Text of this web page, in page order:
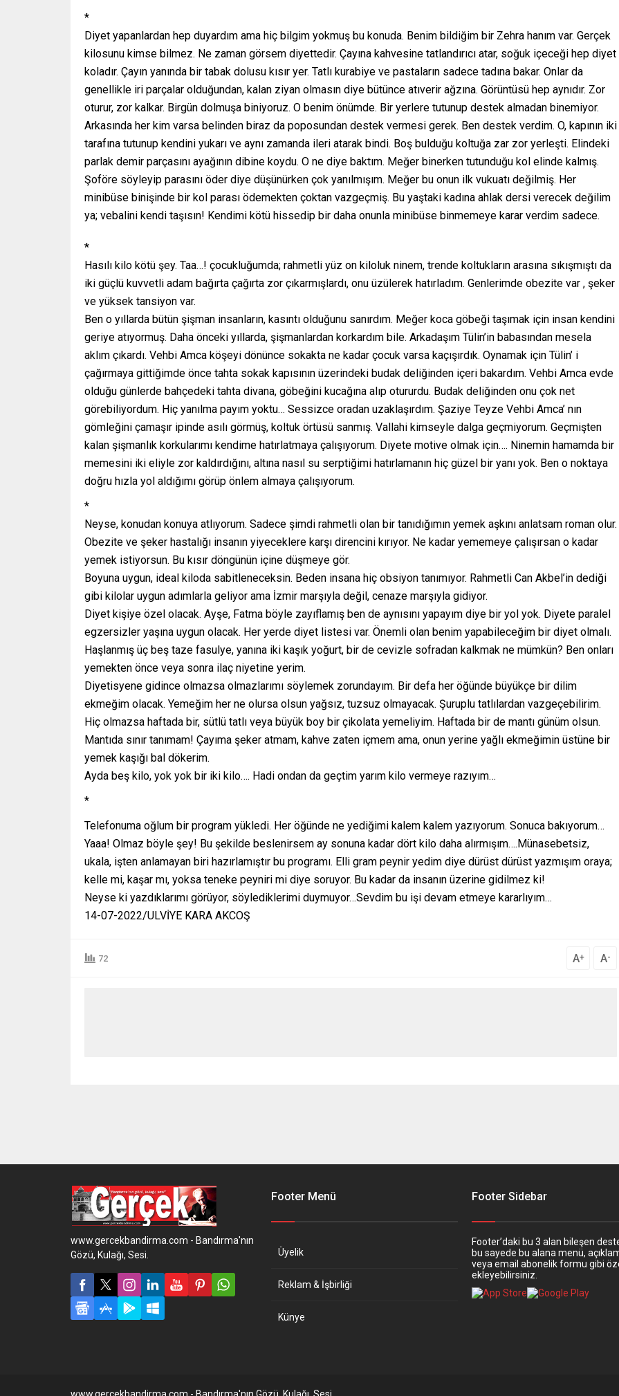
*
Diyet yapanlardan hep duyardım ama hiç bilgim yokmuş bu konuda. Benim bildiğim bir Zehra hanım var. Gerçek
kilosunu kimse bilmez. Ne zaman görsem diyettedir. Çayına kahvesine tatlandırıcı atar, soğuk içeceği hep diyet
koladır. Çayın yanında bir tabak dolusu kısır yer. Tatlı kurabiye ve pastaların sadece tadına bakar. Onlar da
genellikle iri parçalar olduğundan, kalan ziyan olmasın diye bütünce atıverir ağzına. Görüntüsü hep aynıdır. Zor
oturur, zor kalkar. Birgün dolmuşa biniyoruz. O benim önümde. Bir yerlere tutunup destek almadan binemiyor.
Arkasında her kim varsa belinden biraz da poposundan destek vermesi gerek. Ben destek verdim. O, kapının iki
tarafına tutunup kendini yukarı ve aynı zamanda ileri atarak bindi. Boş bulduğu koltuğa zar zor yerleşti. Elindeki
parlak demir parçasını ayağının dibine koydu. O ne diye baktım. Meğer binerken tutunduğu kol elinde kalmış.
Şoföre söyleyip parasını öder diye düşünürken çok yanılmışım. Meğer bu onun ilk vukuatı değilmiş. Her
minibüse binişinde bir kol parası ödemekten çoktan vazgeçmiş. Bu yaştaki kadına ahlak dersi verecek değilim
ya; vebalini kendi taşısın! Kendimi kötü hissedip bir daha onunla minibüse binmemeye karar verdim sadece.
*
Hasılı kilo kötü şey. Taa…! çocukluğumda; rahmetli yüz on kiloluk ninem, trende koltukların arasına sıkışmıştı da
iki güçlü kuvvetli adam bağırta çağırta zor çıkarmışlardı, onu üzülerek hatırladım. Genlerimde obezite var , şeker
ve yüksek tansiyon var.
Ben o yıllarda bütün şişman insanların, kasıntı olduğunu sanırdım. Meğer koca göbeği taşımak için insan kendini
geriye atıyormuş. Daha önceki yıllarda, şişmanlardan korkardım bile. Arkadaşım Tülin’in babasından mesela
aklım çıkardı. Vehbi Amca köşeyi dönünce sokakta ne kadar çocuk varsa kaçışırdık. Oynamak için Tülin’ i
çağırmaya gittiğimde önce tahta sokak kapısının üzerindeki budak deliğinden içeri bakardım. Vehbi Amca evde
olduğu günlerde bahçedeki tahta divana, göbeğini kucağına alıp otururdu. Budak deliğinden onu çok net
görebiliyordum. Hiç yanılma payım yoktu… Sessizce oradan uzaklaşırdım. Şaziye Teyze Vehbi Amca’ nın
gömleğini çamaşır ipinde asılı görmüş, koltuk örtüsü sanmış. Vallahi kimseyle dalga geçmiyorum. Geçmişten
kalan şişmanlık korkularımı kendime hatırlatmaya çalışıyorum. Diyete motive olmak için…. Ninemin hamamda bir
memesini iki eliyle zor kaldırdığını, altına nasıl su serptiğimi hatırlamanın hiç güzel bir yanı yok. Ben o noktaya
doğru hızla yol aldığımı görüp önlem almaya çalışıyorum.
*
Neyse, konudan konuya atlıyorum. Sadece şimdi rahmetli olan bir tanıdığımın yemek aşkını anlatsam roman olur.
Obezite ve şeker hastalığı insanın yiyeceklere karşı direncini kırıyor. Ne kadar yememeye çalışırsan o kadar
yemek istiyorsun. Bu kısır döngünün içine düşmeye gör.
Boyuna uygun, ideal kiloda sabitleneceksin. Beden insana hiç obsiyon tanımıyor. Rahmetli Can Akbel’in dediği
gibi kilolar uygun adımlarla geliyor ama İzmir marşıyla değil, cenaze marşıyla gidiyor.
Diyet kişiye özel olacak. Ayşe, Fatma böyle zayıflamış ben de aynısını yapayım diye bir yol yok. Diyete paralel
egzersizler yaşına uygun olacak. Her yerde diyet listesi var. Önemli olan benim yapabileceğim bir diyet olmalı.
Haşlanmış üç beş taze fasulye, yanına iki kaşık yoğurt, bir de cevizle sofradan kalkmak ne mümkün? Ben onları
yemekten önce veya sonra ilaç niyetine yerim.
Diyetisyene gidince olmazsa olmazlarımı söylemek zorundayım. Bir defa her öğünde büyükçe bir dilim
ekmeğim olacak. Yemeğim her ne olursa olsun yağsız, tuzsuz olmayacak. Şuruplu tatlılardan vazgeçebilirim.
Hiç olmazsa haftada bir, sütlü tatlı veya büyük boy bir çikolata yemeliyim. Haftada bir de mantı günüm olsun.
Mantıda sınır tanımam! Çayıma şeker atmam, kahve zaten içmem ama, onun yerine yağlı ekmeğimin üstüne bir
yemek kaşığı bal dökerim.
Ayda beş kilo, yok yok bir iki kilo…. Hadi ondan da geçtim yarım kilo vermeye razıyım…
*
Telefonuma oğlum bir program yükledi. Her öğünde ne yediğimi kalem kalem yazıyorum. Sonuca bakıyorum…
Yaaa! Olmaz böyle şey! Bu şekilde beslenirsem ay sonuna kadar dört kilo daha alırmışım….Münasebetsiz,
ukala, işten anlamayan biri hazırlamıştır bu programı. Elli gram peynir yedim diye dürüst dürüst yazmışım oraya;
kelle mi, kaşar mı, yoksa teneke peyniri mi diye soruyor. Bu kadar da insanın üzerine gidilmez ki!
Neyse ki yazdıklarımı görüyor, söylediklerimi duymuyor…Sevdim bu işi devam etmeye kararlıyım…
14-07-2022/ULVİYE KARA AKCOŞ
72 A+ A-
www.gercekbandirma.com - Bandırma'nın
Gözü, Kulağı, Sesi.
Footer Menü
Üyelik
Reklam & İşbirliği
Künye
Footer Sidebar
Footer’daki bu 3 alan bileşen
bu sayede bu alana menü,
veya email abonelik formu gibi
ekleyebilirsiniz.